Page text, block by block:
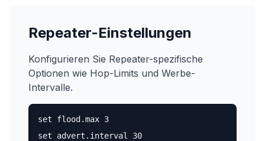
Repeater-Einstellungen
Konfigurieren Sie Repeater-spezifische
Optionen wie Hop-Limits und Werbe-
Intervalle.
set flood.max 3
set advert.interval 30